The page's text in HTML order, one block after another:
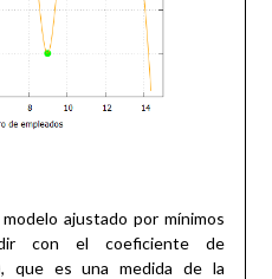
ajustado por mínimos
con el coeficiente de
que es una medida de la